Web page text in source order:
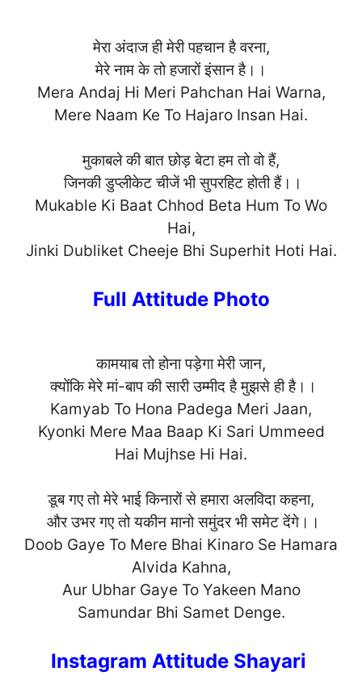
मेरा अंदाज ही मेरी पहचान है वरना,
मेरे नाम के तो हजारों इंसान है।।
Mera Andaj Hi Meri Pahchan Hai Warna,
Mere Naam Ke To Hajaro Insan Hai.
मुकाबले की बात छोड़ बेटा हम तो वो हैं,
जिनकी डुप्लीकेट चीजें भी सुपरहिट होती हैं।।
Mukable Ki Baat Chhod Beta Hum To Wo
Hai,
Jinki Dubliket Cheeje Bhi Superhit Hoti Hai.
Full Attitude Photo
कामयाब तो होना पड़ेगा मेरी जान,
क्योंकि मेरे मां-बाप की सारी उम्मीद है मुझसे ही है।।
Kamyab To Hona Padega Meri Jaan,
Kyonki Mere Maa Baap Ki Sari Ummeed
Hai Mujhse Hi Hai.
डूब गए तो मेरे भाई किनारों से हमारा अलविदा कहना,
और उभर गए तो यकीन मानो समुंदर भी समेट देंगे।।
Doob Gaye To Mere Bhai Kinaro Se Hamara
Alvida Kahna,
Aur Ubhar Gaye To Yakeen Mano
Samundar Bhi Samet Denge.
Instagram Attitude Shayari